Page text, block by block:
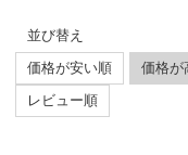
並び替え
価格が安い順
価格が
レビュー順